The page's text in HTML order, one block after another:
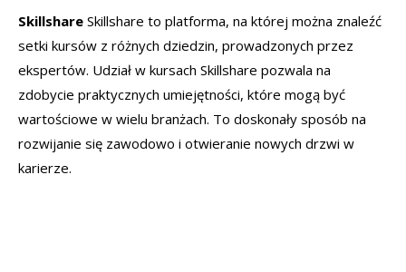
Skillshare Skillshare to platforma, na której można znaleźć
setki kursów z różnych dziedzin, prowadzonych przez
ekspertów. Udział w kursach Skillshare pozwala na
zdobycie praktycznych umiejętności, które mogą być
wartościowe w wielu branżach. To doskonały sposób na
rozwijanie się zawodowo i otwieranie nowych drzwi w
karierze.